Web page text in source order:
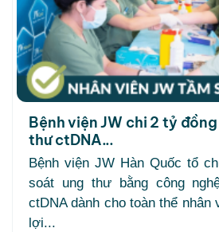
Bệnh viện JW chi 2 tỷ
thư ctDNA...
Bệnh viện JW Hàn Quốc tổ
soát ung thư bằng công
ctDNA dành cho toàn thể nhân
lợi...